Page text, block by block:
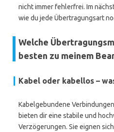
nicht immer fehlerfrei. Im
wie du jede Übertragungsart
Welche
besten zu meinem
Kabel oder kabellos –
Kabelgebundene
bieten dir eine stabile und
Verzögerungen. Sie eignen